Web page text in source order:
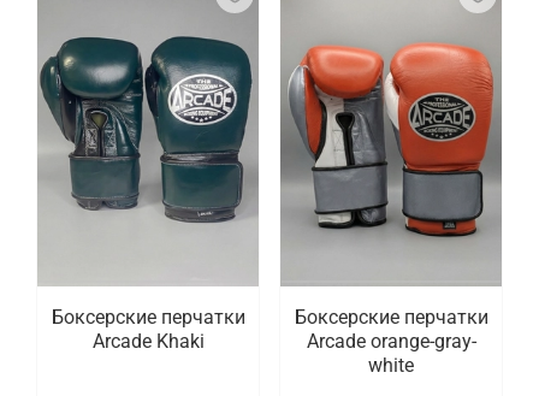
Боксерские перчатки
Arcade Khaki
Боксерские перчатки
Arcade orange-gray-
white